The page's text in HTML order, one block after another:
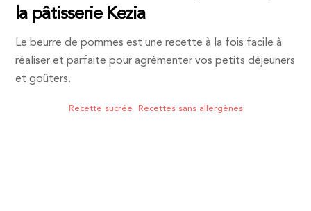
la pâtisserie Kezia
Le beurre de pommes est une recette à la fois facile à
réaliser et parfaite pour agrémenter vos petits déjeuners
et goûters.
Recette sucrée Recettes sans allergènes